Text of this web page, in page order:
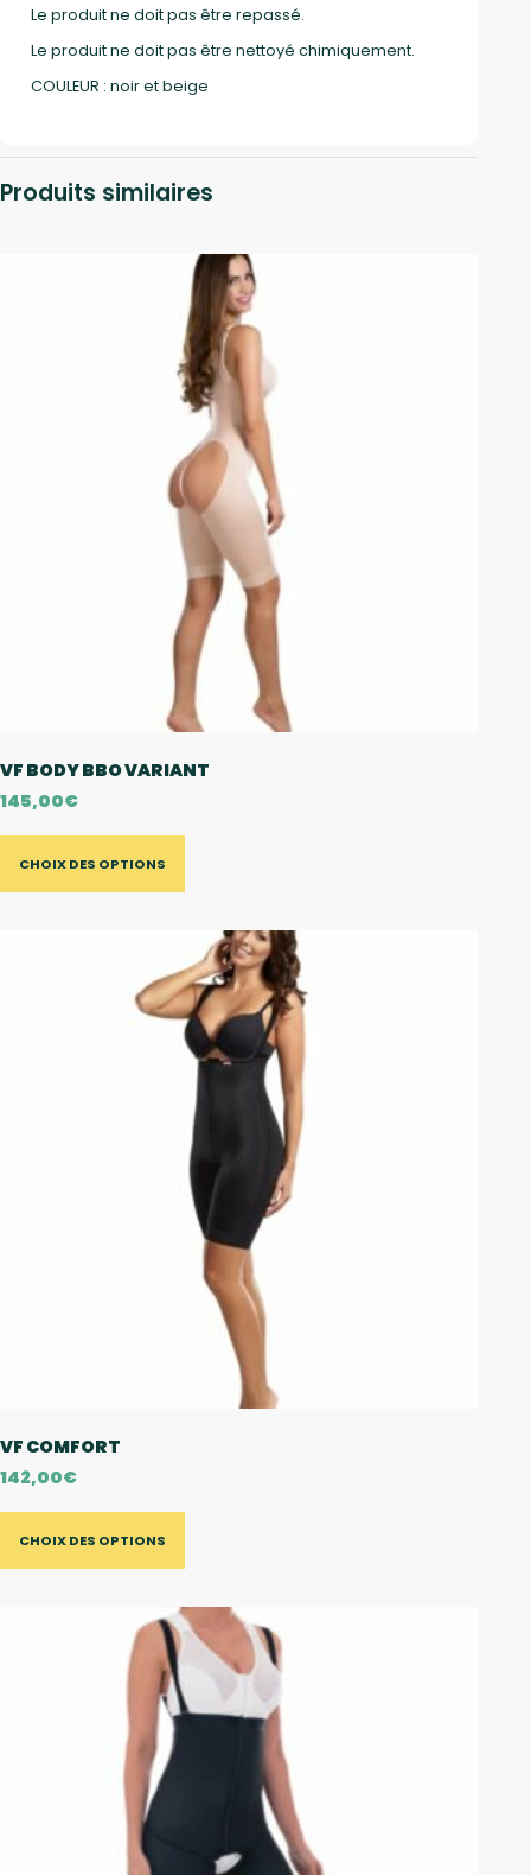
Le produit ne doit pas être repassé.
Le produit ne doit pas être nettoyé chimiquement.
COULEUR : noir et beige
Produits similaires
VF BODY BBO VARIANT
145,00€
CHOIX DES OPTIONS
VF COMFORT
142,00€
CHOIX DES OPTIONS